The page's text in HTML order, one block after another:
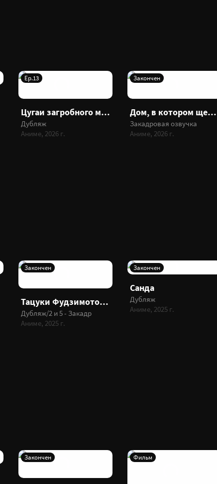
Ep.13
Цугаи загробного мира
Дубляж
Аниме, 2026 г.
Закончен
Дом, в котором щебечет Кузьма
Закадровая озвучка
Аниме, 2026 г.
Закончен
Тацуки Фудзимото 17-26
Дубляж/2 и 5 - Закадр
Аниме, 2025 г.
Закончен
Санда
Дубляж
Аниме, 2025 г.
Закончен Фильм